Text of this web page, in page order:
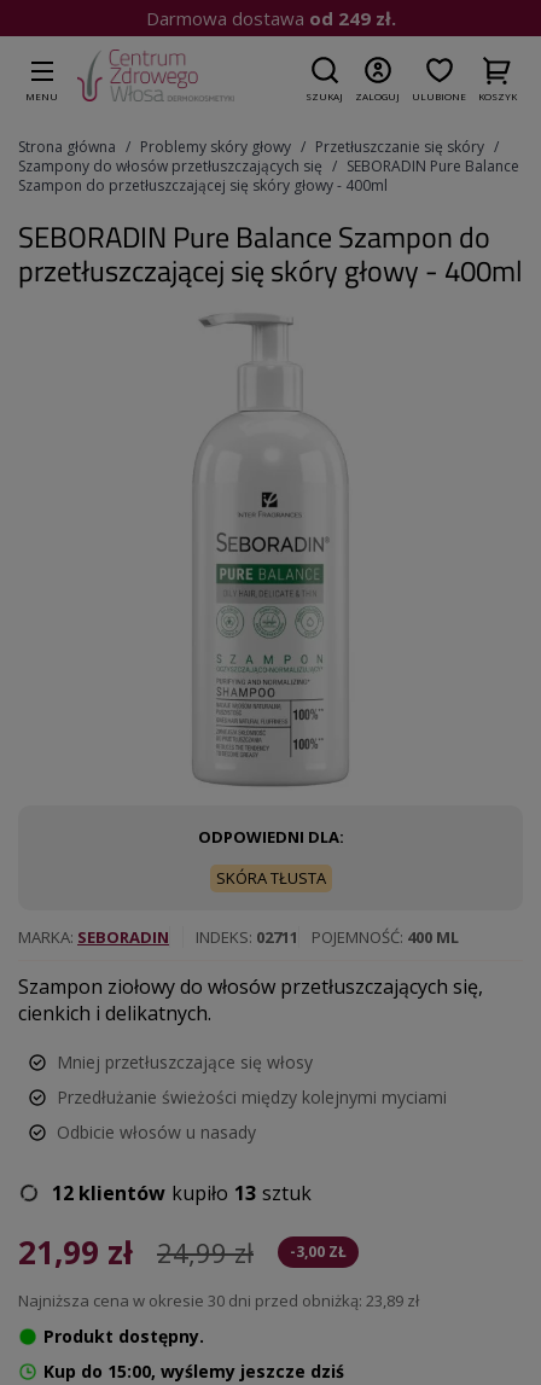
Kup do 15:00| Wysyłka dziś
MENU SZUKAJ ZALOGUJ ULUBIONE KOSZYK
Strona główna Problemy skóry głowy
Przetłuszczanie się skóry
Szampony do włosów przetłuszczających się
SEBORADIN Pure Balance
Szampon do przetłuszczającej się skóry głowy - 400ml
SEBORADIN Pure Balance Szampon do
przetłuszczającej się skóry głowy - 400ml
ODPOWIEDNI DLA:
SKÓRA TŁUSTA
INDEKS 02711
MARKA SEBORADIN POJEMNOŚĆ 400 ML
Szampon ziołowy do włosów przetłuszczających się,
cienkich i delikatnych.
Mniej przetłuszczające się włosy
Przedłużanie świeżości między kolejnymi myciami
Odbicie włosów u nasady
12 klientów kupiło 13 sztuk
21,99 zł 24,99 zł -3,00 ZŁ
Najniższa cena w okresie 30 dni przed obniżką: 23,89 zł
Produkt dostępny.
Kup do 15:00, wyślemy jeszcze dziś